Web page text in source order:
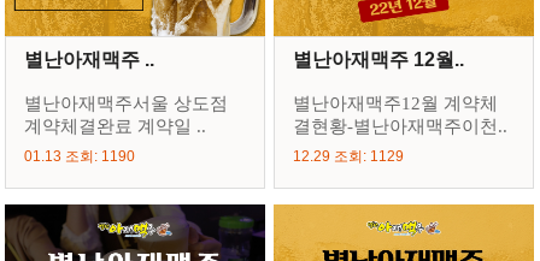
별난아재맥주 ..
별난아재맥주서울 상도점
계약체결완료 계약일 ..
01.13 조회: 1190
별난아재맥주 12월..
별난아재맥주12월 계약체
결현황-별난아재맥주이천..
12.29 조회: 1129